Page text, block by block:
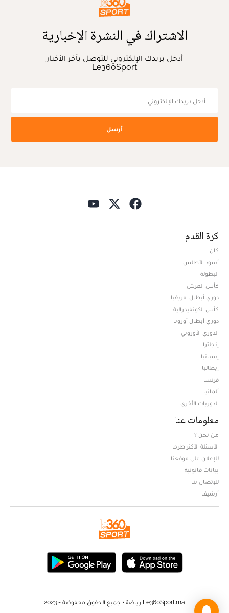
الاشتراك في النشرة الإخبارية
أدخل بريدك الإلكتروني للتوصل بآخر الأخبار
Le360Sport
أرسل
كرة القدم
كان
أسود الأطلس
البطولة
كأس العرش
دوري أبطال افريقيا
كأس الكونفيدرالية
دوري أبطال أوروبا
الدوري الأوروبي
إنجلترا
إسبانيا
إيطاليا
فرنسا
ألمانيا
الدوريات الأخرى
معلومات عنا
من نحن ؟
الأسئلة الأكثر طرحا
للإعلان على موقعنا
بيانات قانونية
للإتصال بنا
أرشيف
Le360Sport.ma رياضة • جميع الحقوق محفوضة - 2023